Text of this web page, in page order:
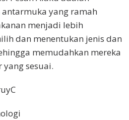
yang ramah
menjadi lebih
dan menentukan jenis dan
memudahkan mereka
sesuai.